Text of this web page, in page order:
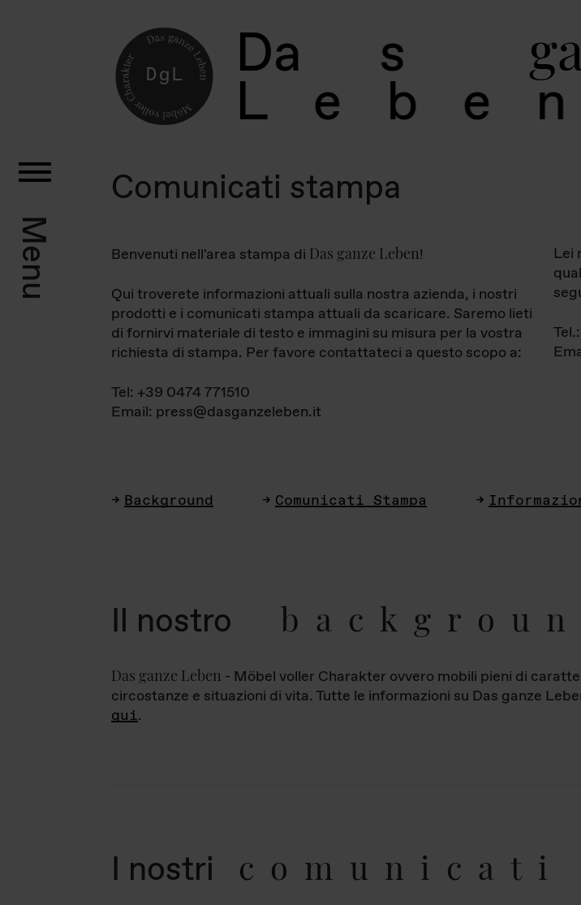
Da s
L e b e
Menu
Comunicati stampa
Benvenuti nell'area stampa di Das ganze Leben!
Qui troverete informazioni attuali sulla nostra azienda, i nostri
prodotti e i comunicati stampa attuali da scaricare. Saremo lieti
di fornirvi materiale di testo e immagini su misura per la vostra
richiesta di stampa. Per favore contattateci a questo scopo a:
Tel: +39 0474 771510
Email: press@dasganzeleben.it
Lei
Background Comunicati Stampa
Il nostro
Das ganze Leben - Möbel voller Charakter ovvero mobili pieni di
circostanze e situazioni di vita. Tutte le informazioni su Das ganze
qui.
I nostri comunicati